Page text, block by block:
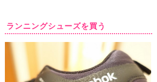
ランニングシューズを買う